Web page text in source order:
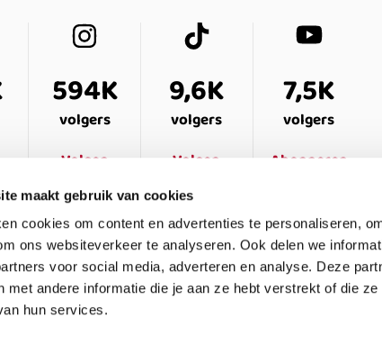
maakt gebruik van cookies
cookies om content en advertenties te personaliseren,
ons websiteverkeer te analyseren. Ook delen we
voor social media, adverteren en analyse. Deze
met andere informatie die je aan ze hebt verstrekt of die
hun services.
594K
volgers
Volgen
9,6K
volgers
Volgen
7,5K
volgers
Abonneren
VEELGESTELDE VRAGEN